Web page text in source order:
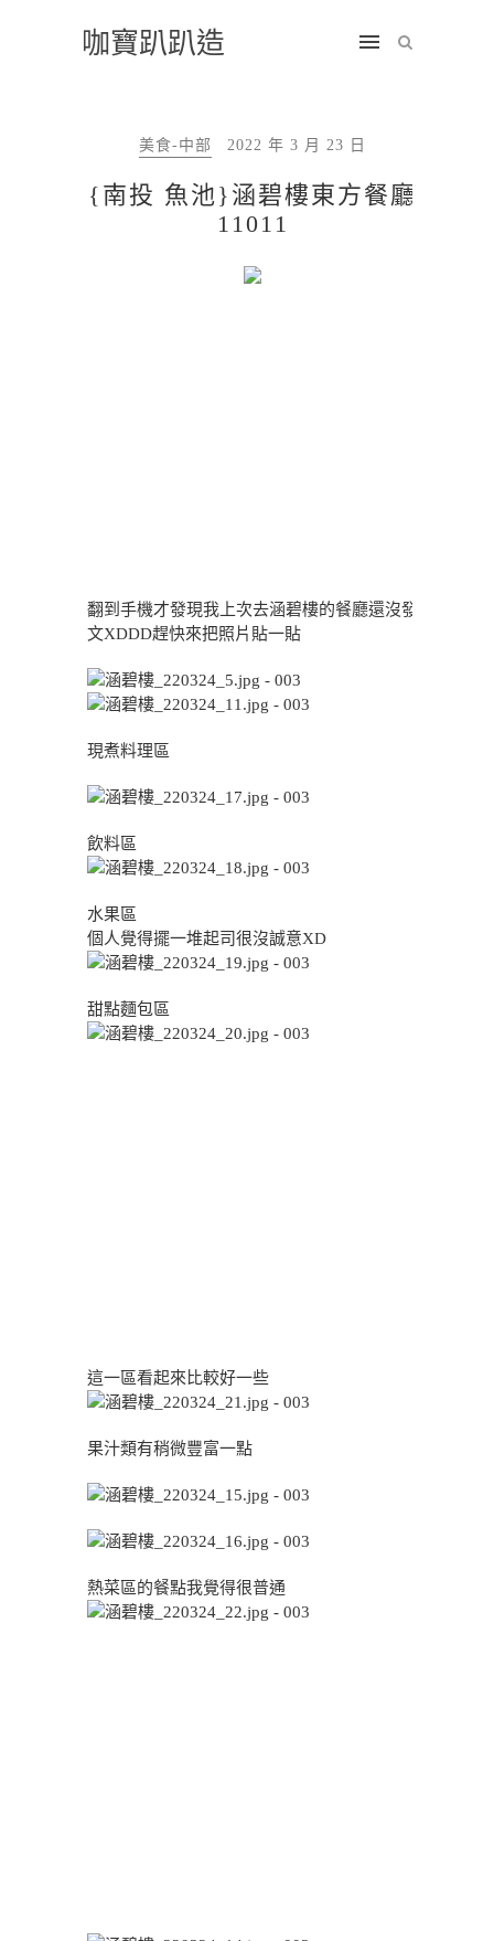
咖寶趴趴造
美食-中部 2022 年 3 月 23 日
{南投 魚池}涵碧樓東方餐廳
11011
翻到手機才發現我上次去涵碧樓的餐廳還沒發
文XDDD趕快來把照片貼一貼
現煮料理區
飲料區
水果區
個人覺得擺一堆起司很沒誠意XD
甜點麵包區
這一區看起來比較好一些
果汁類有稍微豐富一點
熱菜區的餐點我覺得很普通